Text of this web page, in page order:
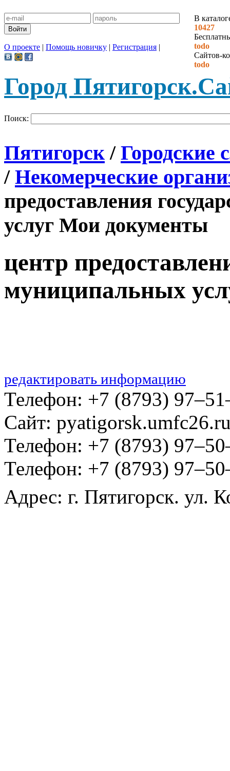
В
10427
todo
Сайтов-
todo
О проекте | Помощь новичку | Регистрация |
Город Пятигорск.
Поиск:
Пятигорск / Городские
/ Некомерческие
предоставления
услуг Мои документы
центр
муниципальных
редактировать информацию
Телефон: +7 (8793)
Сайт:
Телефон: +7 (8793)
Телефон: +7 (8793)
Адрес: г. Пятигорск. ул.